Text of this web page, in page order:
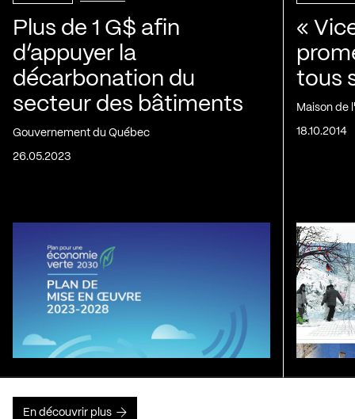
Plus de 1 G$ afin
d’appuyer la
décarbonation du
secteur des bâtiments
Gouvernement du Québec
26.05.2023
«
tous
Maison de
18.10.2014
En découvrir plus